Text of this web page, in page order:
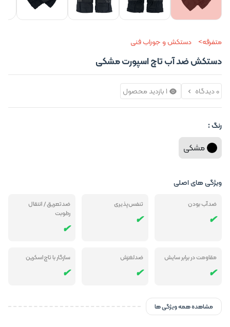
متفرقه دستکش و جوراب فنی
دستکش ضد آب تاچ اسپورت مشکی
0 دیدگاه 1 بازدید محصول
رنگ :
مشکی
ویژگی های اصلی
ضدآب بودن تنفس‌پذیری
ضدتعریق / انتقال
رطوبت
مقاومت در برابر سایش ضدلغزش سازگار با تاچ‌اسکرین
مشاهده همه ویژگی ها